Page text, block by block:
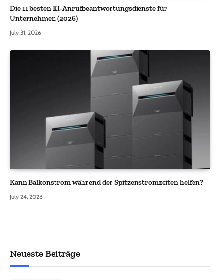
Die 11 besten KI-Anrufbeantwortungsdienste für
Unternehmen (2026)
July 31, 2026
Kann Balkonstrom während der Spitzenstromzeiten helfen?
July 24, 2026
Neueste Beiträge